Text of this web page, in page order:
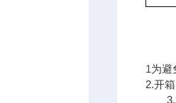
1为避
2.开
3.本